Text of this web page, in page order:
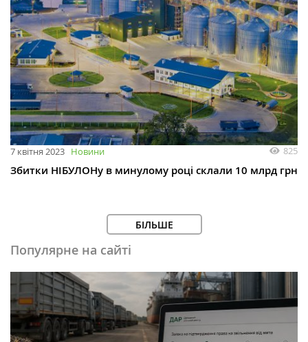
7 квітня 2023 Новини 825
Збитки НІБУЛОНу в минулому році склали 10 млрд грн
БІЛЬШЕ
Популярне на сайті